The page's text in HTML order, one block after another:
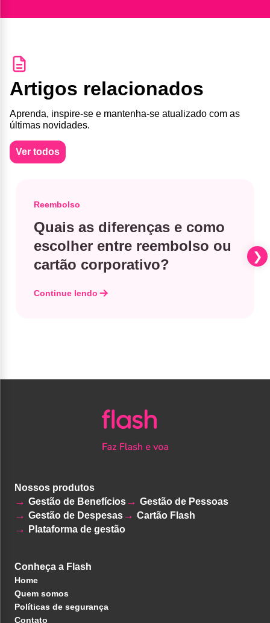
Artigos relacionados
Aprenda, inspire-se e mantenha-se atualizado com as
últimas novidades.
Ver todos
Reembolso
Quais as diferenças e como
escolher entre reembolso ou
cartão corporativo?
Continue lendo
Nossos produtos
Gestão de Benefícios
Gestão de Pessoas
Gestão de Despesas
Cartão Flash
Plataforma de gestão
Conheça a Flash
Home
Quem somos
Políticas de segurança
Contato